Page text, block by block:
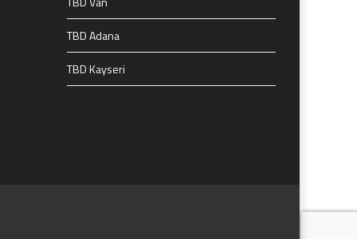
TBD Adana
TBD Kayseri